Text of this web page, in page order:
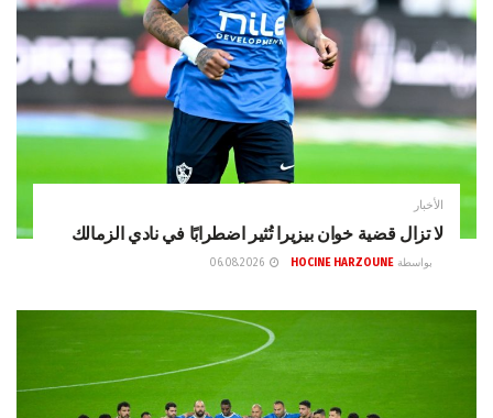
الأخبار
لا تزال قضية خوان بيزيرا تُثير اضطرابًا في نادي الزمالك
بواسطة HOCINE HARZOUNE